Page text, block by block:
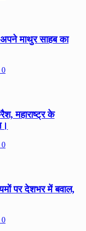
अपने माथुर साहब का
0
महाराष्ट्र के
0
पर देशभर में बवाल,
0